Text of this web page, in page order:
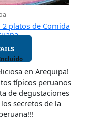
2 platos de Comida
en Arequipa!
típicos peruanos
de degustaciones
secretos de la